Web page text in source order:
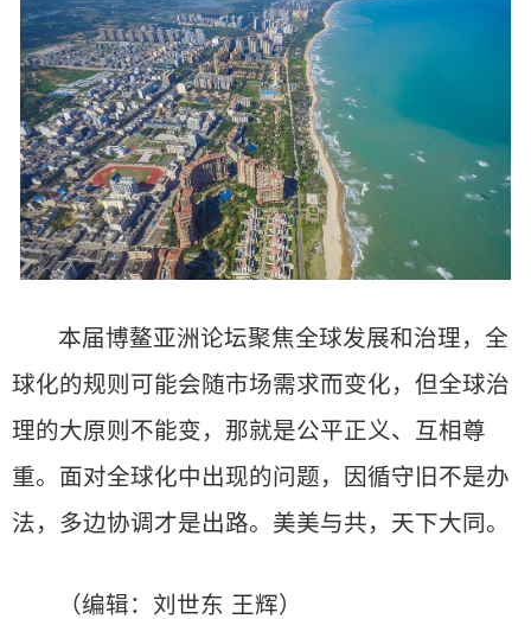
本届博鳌亚洲论坛聚焦全球发展和治理，全
球化的规则可能会随市场需求而变化，但全球治
理的大原则不能变，那就是公平正义、互相尊
重。面对全球化中出现的问题，因循守旧不是办
法，多边协调才是出路。美美与共，天下大同。
（编辑：刘世东 王辉）